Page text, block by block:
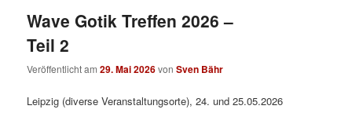
Wave Gotik Treffen 2026 –
Teil 2
Veröffentlicht am29. Mai 2026vonSven Bähr
Leipzig (diverse Veranstaltungsorte), 24. und 25.05.2026